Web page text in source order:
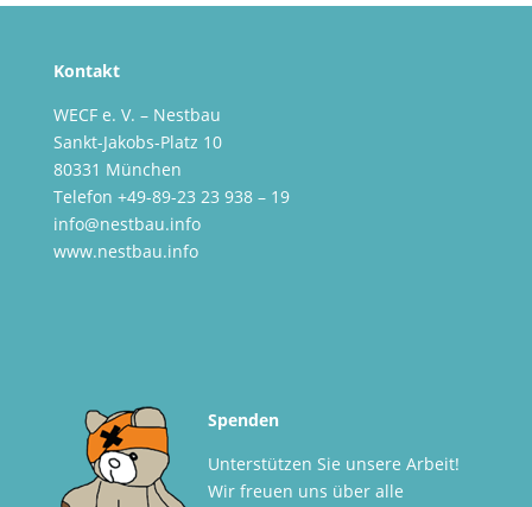
Kontakt
WECF e. V. – Nestbau
Sankt-Jakobs-Platz 10
80331 München
Telefon +49-89-23 23 938 – 19
info@nestbau.info
www.nestbau.info
Spenden
Unterstützen Sie unsere Arbeit!
Wir freuen uns über alle